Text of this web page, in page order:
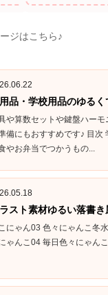
ジはこちら♪
品・学校用品のゆる
や算数セットや鍵盤ハー
備にもおすすめです♪ 目次
やお弁当でつかうもの...
スト素材ゆるい落書
にゃん03 色々にゃんこ冬
ゃんこ04 毎日色々にゃんこ